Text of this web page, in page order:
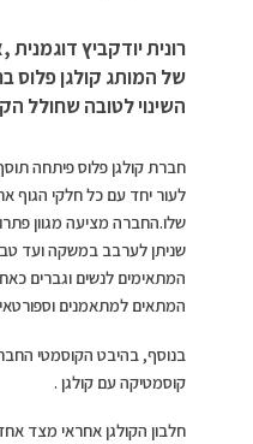
רונית יודקביץ
של המותג קולגן פלוס
השינוי לטובה שחולל
חברת קולגן פלוס פיתחה
לעור יחד עם כל חלקי הגוף
שלו.החברה מציעה מגוון
שניתן לערבב במשקה ועד
המתאימים לנשים וגברים
המתאים למתאמנים וספורטאים המכיל 10
בנוסף, בהיבט הקוסמטי
קוסמטיקה עם קולגן .
חלבון הקולגן אחראי מצד